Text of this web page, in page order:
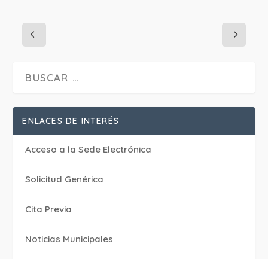
ENLACES DE INTERÉS
Acceso a la Sede Electrónica
Solicitud Genérica
Cita Previa
‎Noticias Municipales